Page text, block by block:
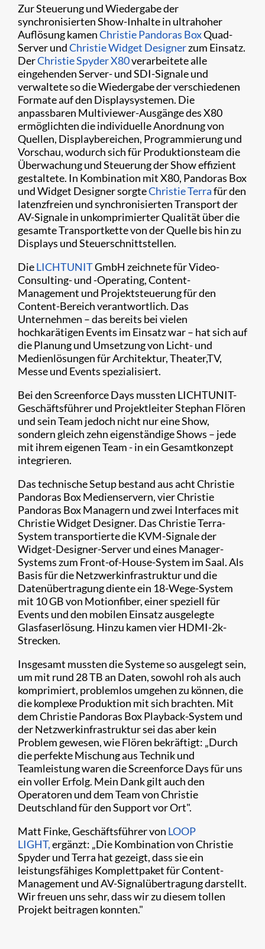
Zur Steuerung und Wiedergabe der
synchronisierten Show-Inhalte in ultrahoher
Auflösung kamenChristie Pandoras BoxQuad-
Server undChristie Widget Designerzum Einsatz.
DerChristie Spyder X80verarbeitete alle
eingehenden Server- und SDI-Signale und
verwaltete so die Wiedergabe der verschiedenen
Formate auf den Displaysystemen. Die
anpassbaren Multiviewer-Ausgänge des X80
ermöglichten die individuelle Anordnung von
Quellen, Displaybereichen, Programmierung und
Vorschau, wodurch sich für Produktionsteam die
Überwachung und Steuerung der Show effizient
gestaltete. In Kombination mit X80, Pandoras Box
und Widget Designer sorgteChristie Terrafür den
latenzfreien und synchronisierten Transport der
AV-Signale in unkomprimierter Qualität über die
gesamte Transportkette von der Quelle bis hin zu
Displays und Steuerschnittstellen.
DieLICHTUNITGmbH zeichnete für Video-
Consulting- und -Operating, Content-
Management und Projektsteuerung für den
Content-Bereich verantwortlich. Das
Unternehmen – das bereits bei vielen
hochkarätigen Events im Einsatz war – hat sich auf
die Planung und Umsetzung von Licht- und
Medienlösungen für Architektur, Theater,TV,
Messe und Events spezialisiert.
Bei den Screenforce Days mussten LICHTUNIT-
Geschäftsführer und Projektleiter Stephan Flören
und sein Team jedoch nicht nur eine Show,
sondern gleich zehn eigenständige Shows – jede
mit ihrem eigenen Team - in ein Gesamtkonzept
integrieren.
Das technische Setup bestand aus acht Christie
Pandoras Box Medienservern, vier Christie
Pandoras Box Managern und zwei Interfaces mit
Christie Widget Designer. Das Christie Terra-
System transportierte die KVM-Signale der
Widget-Designer-Server und eines Manager-
Systems zum Front-of-House-System im Saal. Als
Basis für die Netzwerkinfrastruktur und die
Datenübertragung diente ein 18-Wege-System
mit 10 GB von Motionfiber, einer speziell für
Events und den mobilen Einsatz ausgelegte
Glasfaserlösung. Hinzu kamen vier HDMI-2k-
Strecken.
Insgesamt mussten die Systeme so ausgelegt sein,
um mit rund 28 TB an Daten, sowohl roh als auch
komprimiert, problemlos umgehen zu können, die
die komplexe Produktion mit sich brachten. Mit
dem Christie Pandoras Box Playback-System und
der Netzwerkinfrastruktur sei das aber kein
Problem gewesen, wie Flören bekräftigt: „Durch
die perfekte Mischung aus Technik und
Teamleistung waren die Screenforce Days für uns
ein voller Erfolg. Mein Dank gilt auch den
Operatoren und dem Team von Christie
Deutschland für den Support vor Ort".
Matt Finke, Geschäftsführer von LOOP
LIGHT,ergänzt: „Die Kombination von Christie
Spyder und Terra hat gezeigt, dass sie ein
leistungsfähiges Komplettpaket für Content-
Management und AV-Signalübertragung darstellt.
Wir freuen uns sehr, dass wir zu diesem tollen
Projekt beitragen konnten."